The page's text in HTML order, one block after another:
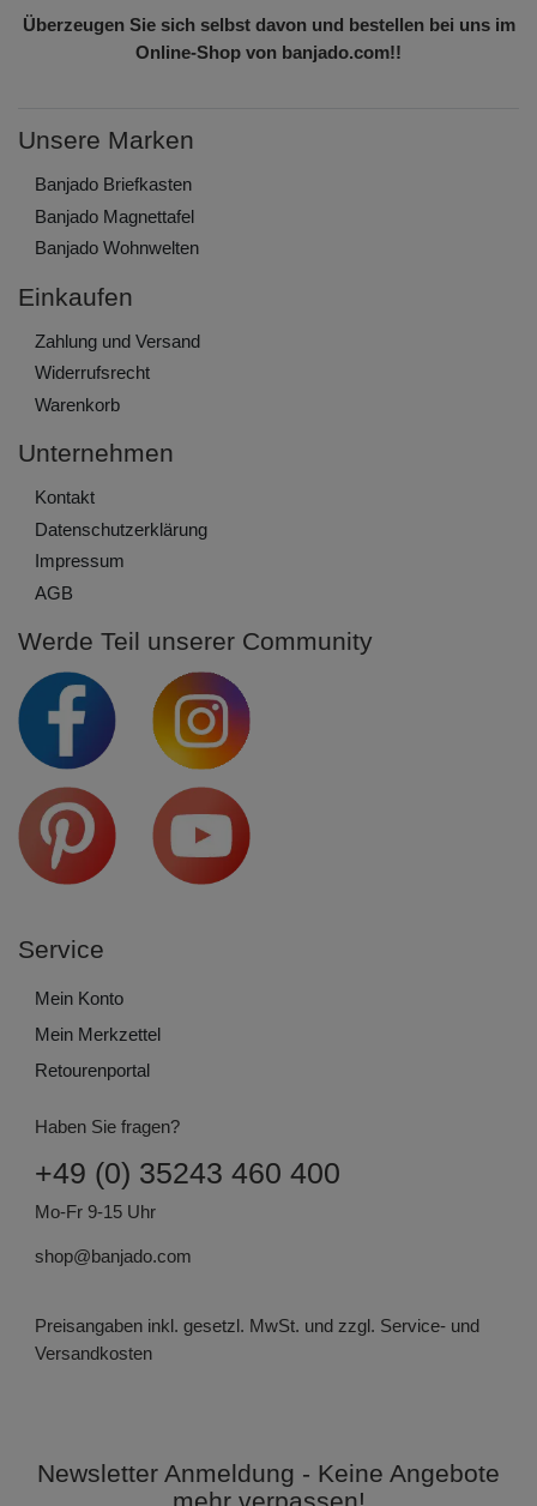
Überzeugen Sie sich selbst davon und bestellen bei uns im
Online-Shop von banjado.com!!
Unsere Marken
Banjado Briefkasten
Banjado Magnettafel
Banjado Wohnwelten
Einkaufen
Zahlung und Versand
Widerrufs­recht
Warenkorb
Unternehmen
Kontakt
Daten­schutz­erklärung
Impressum
AGB
Werde Teil unserer Community
Service
Mein Konto
Mein Merkzettel
Retourenportal
Haben Sie fragen?
+49 (0) 35243 460 400
Mo-Fr 9-15 Uhr
shop@banjado.com
Preisangaben inkl. gesetzl. MwSt. und zzgl. Service- und
Versandkosten
Newsletter Anmeldung - Keine Angebote